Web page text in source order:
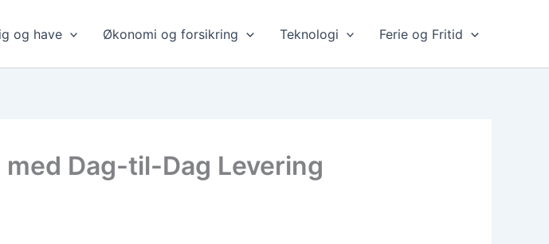
og have Økonomi og forsikring Teknologi Ferie og Fritid
Dag-til-Dag Levering